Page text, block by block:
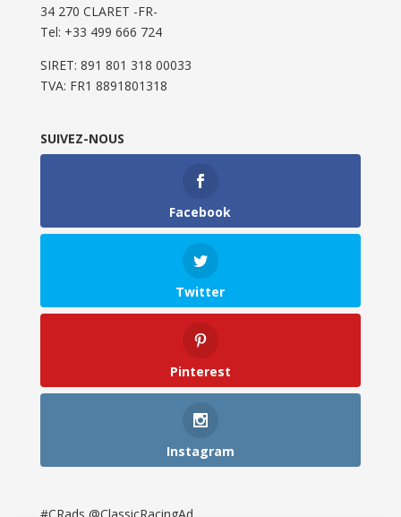
34 270 CLARET -FR-
Tel: ‭+33 499 666 724‬
SIRET: 891 801 318 00033
TVA: FR1 8891801318
SUIVEZ-NOUS
Facebook
Twitter
Pinterest
Instagram
#CRads @ClassicRacingAd